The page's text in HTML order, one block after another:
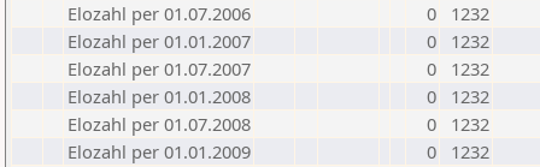
Elozahl per 01.07.2006
0
1232
Elozahl per 01.01.2007
0
1232
Elozahl per 01.07.2007
0
1232
Elozahl per 01.01.2008
0
1232
Elozahl per 01.07.2008
0
1232
Elozahl per 01.01.2009
0
1232